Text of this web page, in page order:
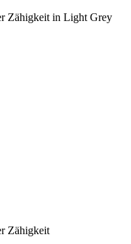
Zähigkeit in Light Grey
Zähigkeit